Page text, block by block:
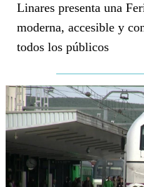
Linares presenta una
moderna, accesible y
todos los públicos